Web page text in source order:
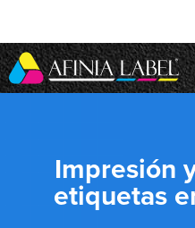
Impresión
etiquetas